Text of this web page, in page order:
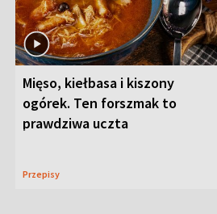
Mięso, kiełbasa i kiszony
ogórek. Ten forszmak to
prawdziwa uczta
Przepisy